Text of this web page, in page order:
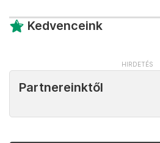
Kedvenceink
Partnereinktől